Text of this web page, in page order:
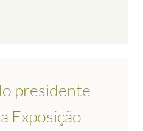
presidente
Exposição